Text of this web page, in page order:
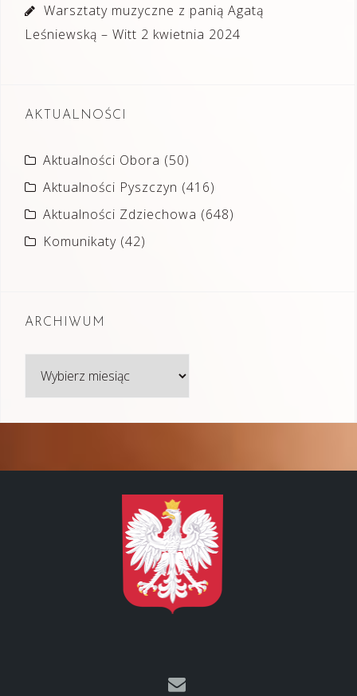
Warsztaty muzyczne z panią Agatą
Leśniewską – Witt 2 kwietnia 2024
AKTUALNOŚCI
Aktualności Obora (50)
Aktualności Pyszczyn (416)
Aktualności Zdziechowa (648)
Komunikaty (42)
ARCHIWUM